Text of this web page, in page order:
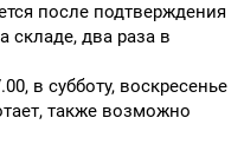
после подтверждения
складе, два раза в
в субботу, воскресенье
также возможно